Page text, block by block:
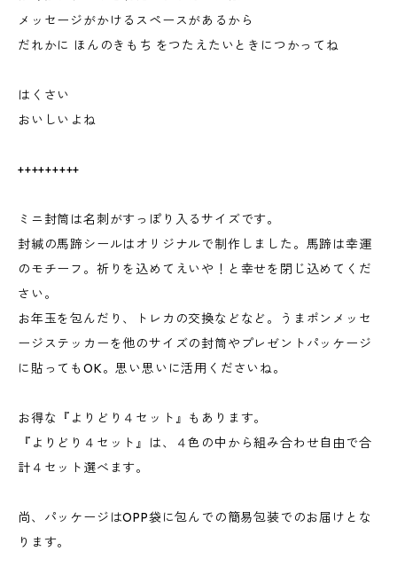
メッセージがかけるスペースがあるから
だれかに ほんのきもち をつたえたいときにつかってね
はくさい
おいしいよね
+++++++++
ミニ封筒は名刺がすっぽり入るサイズです。
封緘の馬蹄シールはオリジナルで制作しました。馬蹄は幸運
のモチーフ。祈りを込めてえいや！と幸せを閉じ込めてくだ
さい。
お年玉を包んだり、トレカの交換などなど。うまポンメッセ
ージステッカーを他のサイズの封筒やプレゼントパッケージ
に貼ってもOK。思い思いに活用くださいね。
お得な『よりどり４セット』もあります。
『よりどり４セット』は、４色の中から組み合わせ自由で合
計４セット選べます。
尚、パッケージはOPP袋に包んでの簡易包装でのお届けとな
ります。